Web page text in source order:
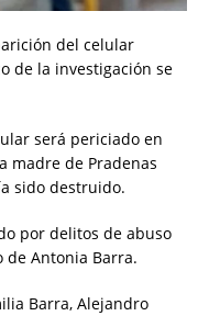
del celular
de la investigación se
será periciado en
madre de Pradenas
sido destruido.
por delitos de abuso
de Antonia Barra.
Barra, Alejandro